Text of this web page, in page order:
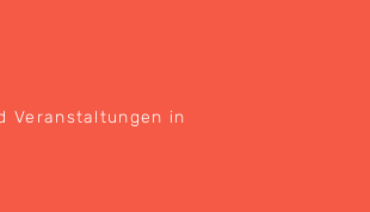
Veranstaltungen in